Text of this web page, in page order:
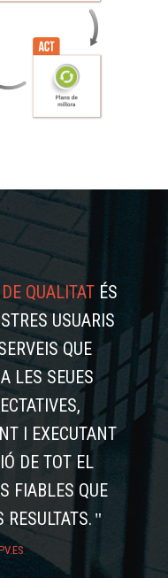
QUALITAT ÉS
USUARIS
QUE
LES SEUES
I EXECUTANT
DE TOT EL
FIABLES QUE